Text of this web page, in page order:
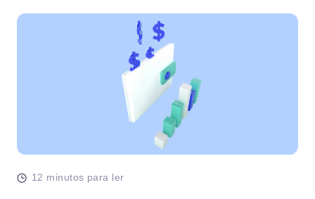
12 minutos para ler